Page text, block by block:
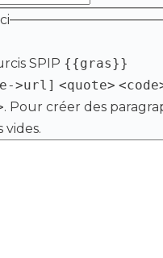
SPIP {{gras}}
>url] <quote>
. Pour créer des
vides.